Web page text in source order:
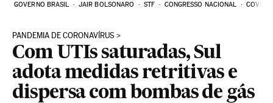
GOVERNO BRASIL JAIR BOLSONARO STF CONGRESSO NACIONAL COVID-
PANDEMIA DE CORONAVÍRUS
Com UTIs saturadas, Sul
adota medidas retritivas e
dispersa com bombas de gás